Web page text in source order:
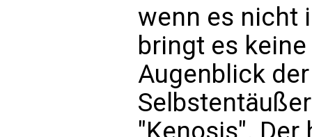
wenn es nicht
bringt es
Augenblick